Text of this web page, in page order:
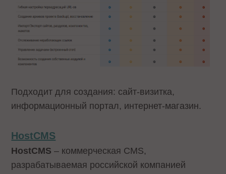
Подходит для создания: сайт-визитка,
информационный портал, интернет-магазин.
HostCMS
HostCMS – коммерческая CMS,
разрабатываемая российской компанией